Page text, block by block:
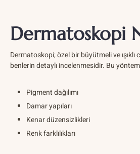
Dermatoskopi
Dermatoskopi; özel bir büyütmeli ve
benlerin detaylı incelenmesidir. Bu
Pigment dağılımı
Damar yapıları
Kenar düzensizlikleri
Renk farklılıkları